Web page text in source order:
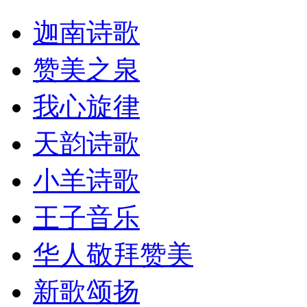
迦南诗歌
赞美之泉
我心旋律
天韵诗歌
小羊诗歌
王子音乐
华人敬拜赞美
新歌颂扬